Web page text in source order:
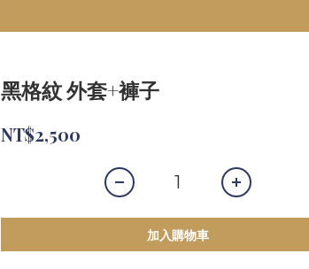
黑格紋 外套+褲子
NT$2,500
加入購物車